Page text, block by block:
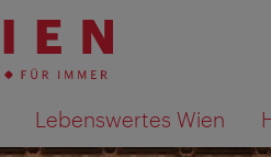
Lebenswertes Wien